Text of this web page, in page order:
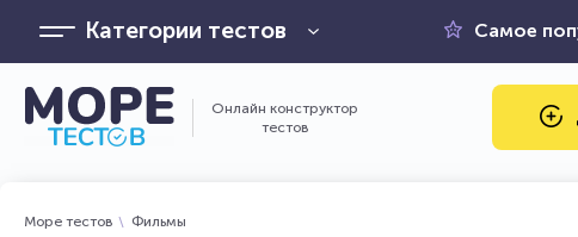
Категории тестов Самое
Онлайн конструктор
тестов
Море тестов Фильмы